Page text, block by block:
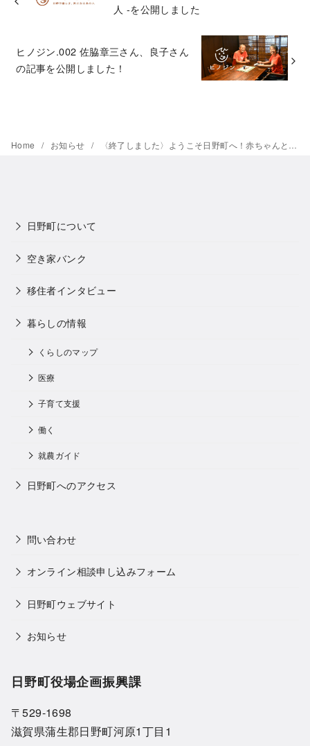
人 -を公開しました
ヒノジン.002 佐脇章三さん、良子さん
の記事を公開しました！
Home お知らせ 〈終了しました〉ようこそ日野町へ！赤ちゃんと一緒におしゃべりカフェ
日野町について
空き家バンク
移住者インタビュー
暮らしの情報
くらしのマップ
医療
子育て支援
働く
就農ガイド
日野町へのアクセス
問い合わせ
オンライン相談申し込みフォーム
日野町ウェブサイト
お知らせ
日野町役場企画振興課
〒529-1698
滋賀県蒲生郡日野町河原1丁目1